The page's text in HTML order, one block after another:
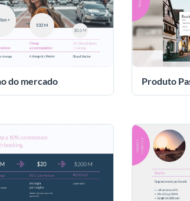
do mercado Produto